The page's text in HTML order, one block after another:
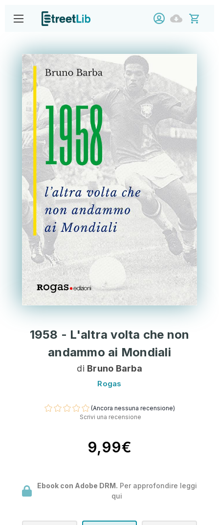
1958 - L'altra volta che non
andammo ai Mondiali
di Bruno Barba
Rogas
(Ancora nessuna recensione)
Scrivi una recensione
9,99€
Ebook con Adobe DRM. Per approfondire leggi
qui